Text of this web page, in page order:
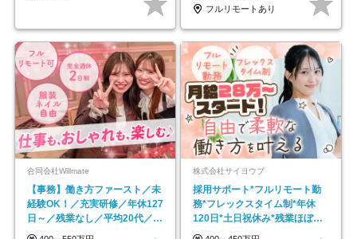
フルリモートあり
合同会社Willmate
【事務】働き方ファースト／未
経験OK！／充実研修／年休127
日～／残業なし／平均20代／リ
モートOK
株式会社サイヨウブ
採用サポート*フルリモート勤
務*フレックスタイム制*年休
120日*土日祝休み*残業ほぼな
し*育児中社員8割以上